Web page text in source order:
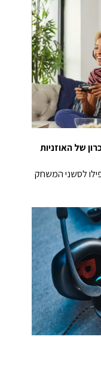
של האוזניות
לסשני המשחק